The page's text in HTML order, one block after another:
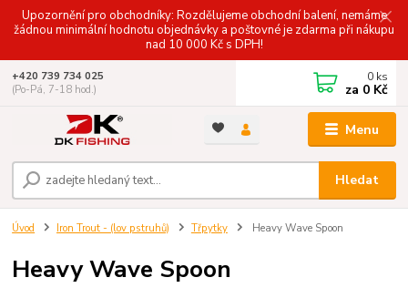
Upozornění pro obchodníky: Rozdělujeme obchodní balení, nemáme
žádnou minimální hodnotu objednávky a poštovné je zdarma při nákupu
nad 10 000 Kč s DPH!
Menu
Hledat
+420 739 734 025
(Po-Pá, 7-18 hod.)
0 ks
za 0 Kč
Úvod Iron Trout - (lov pstruhů) Třpytky Heavy Wave Spoon
Heavy Wave Spoon